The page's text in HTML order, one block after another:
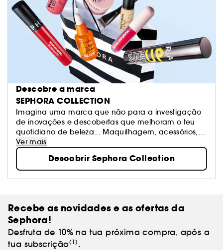
Descobre a marca
SEPHORA COLLECTION
Imagina uma marca que não para a investigação
de inovações e descobertas que melhoram o teu
quotidiano de beleza... Maquilhagem, acessórios,
banho e tratamento: Sephora Collection oferece
produtos excitantes, texturas e cores. Os nossos
produtos estão na vanguarda das tendências e são
sempre de qualidade. Sê livre para criares os teus
próprios visuais e mudar quando te apetecer!
Ver mais
Descobrir Sephora Collection
Recebe as novidades e as ofertas da
Sephora!
Desfruta de 10% na tua próxima compra, após a
tua subscrição(1) .